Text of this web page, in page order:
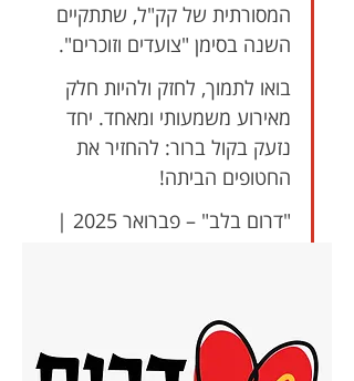
המסורתית של קק"ל, שתתקיים
השנה בסימן "צועדים וזוכרים".
בואו לתמוך, לחזק ולהיות חלק
מאירוע משמעותי ומאחד. יחד
נזעק בקול ברור: להחזיר את
החטופים הביתה!
"דרום בלב" – פברואר 2025 |